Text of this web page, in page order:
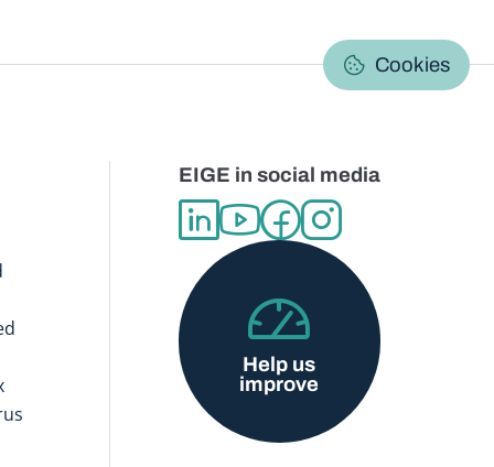
Cookies
EIGE in social media
Help us
improve